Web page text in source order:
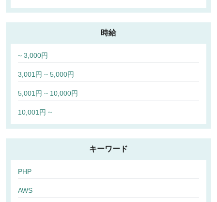
時給
~ 3,000円
3,001円 ~ 5,000円
5,001円 ~ 10,000円
10,001円 ~
キーワード
PHP
AWS